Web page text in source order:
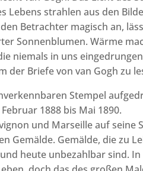
Lebens strahlen aus den
Betrachter magisch an,
Sonnenblumen. Wärme
niemals in uns
der Briefe von van Gogh zu
Stempel
1888 bis Mai 1890.
und Marseille auf seine
Gemälde. Gemälde, die zu
heute unbezahlbar sind. In